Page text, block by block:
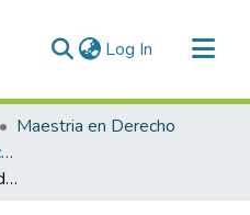
Log In (current)
Maestria en Derecho
Mención en: Derecho Procesal Penal
El principio constitucional de proporcionalidad y el mandato de prisión preventiva en el Distrito Judicial de Juliaca, 2022